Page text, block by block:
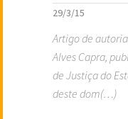
29/3/15
Artigo de
Alves Capra,
de Justiça do
deste dom(…)